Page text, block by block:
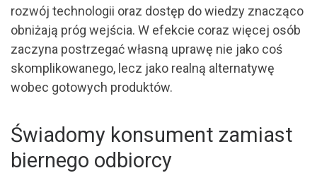
rozwój technologii oraz dostęp do wiedzy znacząco
obniżają próg wejścia. W efekcie coraz więcej osób
zaczyna postrzegać własną uprawę nie jako coś
skomplikowanego, lecz jako realną alternatywę
wobec gotowych produktów.
Świadomy konsument zamiast
biernego odbiorcy